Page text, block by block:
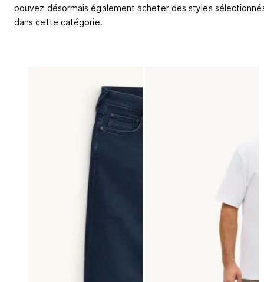
pouvez désormais également acheter des styles
dans cette catégorie.